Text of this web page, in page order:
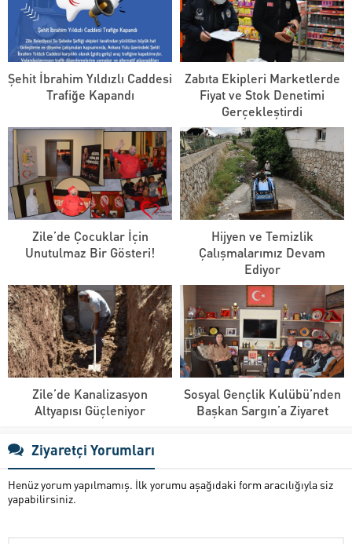
Şehit İbrahim Yıldızlı Caddesi
Trafiğe Kapandı
Zabıta Ekipleri Marketlerde
Fiyat ve Stok Denetimi
Gerçekleştirdi
Zile’de Çocuklar İçin
Unutulmaz Bir Gösteri!
Hijyen ve Temizlik
Çalışmalarımız Devam
Ediyor
Zile’de Kanalizasyon
Altyapısı Güçleniyor
Sosyal Gençlik Kulübü’nden
Başkan Sargın’a Ziyaret
Ziyaretçi Yorumları
Henüz yorum yapılmamış. İlk yorumu aşağıdaki form aracılığıyla siz
yapabilirsiniz.